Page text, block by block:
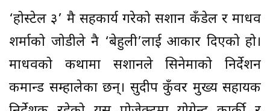
‘होस्टेल ३’ मै सहकार्य गरेको सशान कँडेल र माधव
शर्माको जोडीले नै ‘बेहुली’लाई आकार दिएको हो।
माधवको कथामा सशानले सिनेमाको निर्देशन
कमान्ड सम्हालेका छन्। सुदीप कुँवर मुख्य सहायक